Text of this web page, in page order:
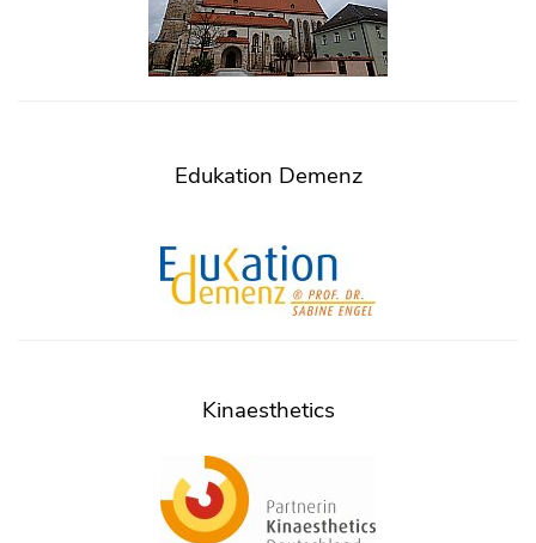
Edukation Demenz
Kinaesthetics